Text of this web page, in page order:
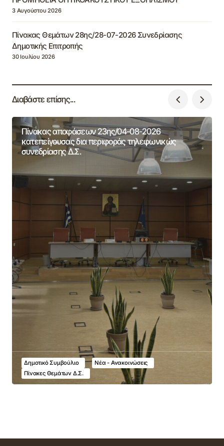
3 Αυγούστου 2026
Πίνακας Θεμάτων 28ης/28-07-2026 Συνεδρίασης
Δημοτικής Επιτροπής
30 Ιουλίου 2026
Διαβάστε επίσης...
Πίνακας αποφάσεων 23ης/04-08-2026
κατεπείγουσας δια περιφοράς τηλεφωνικώς
συνεδρίασης Δ.Σ.
Δημοτικό Συμβούλιο
Νέα - Ανακοινώσεις
Πίνακες Θεμάτων Δ.Σ.